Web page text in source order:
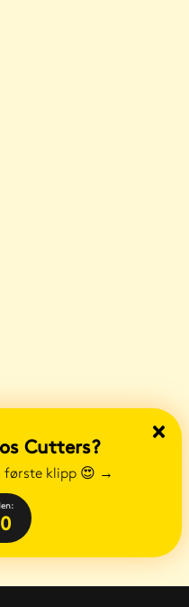
Cutters?
første klipp 😍 →